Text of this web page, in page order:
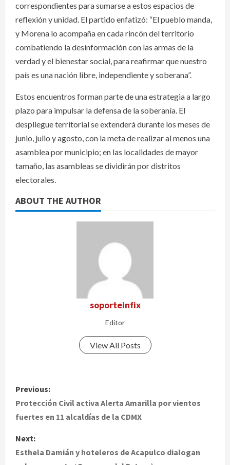
correspondientes para sumarse a estos espacios de
reflexión y unidad. El partido enfatizó: “El pueblo manda,
y Morena lo acompaña en cada rincón del territorio
combatiendo la desinformación con las armas de la
verdad y el bienestar social, para reafirmar que nuestro
país es una nación libre, independiente y soberana”.
Estos encuentros forman parte de una estrategia a largo
plazo para impulsar la defensa de la soberanía. El
despliegue territorial se extenderá durante los meses de
junio, julio y agosto, con la meta de realizar al menos una
asamblea por municipio; en las localidades de mayor
tamaño, las asambleas se dividirán por distritos
electorales.
ABOUT THE AUTHOR
soporteinfix
Editor
View All Posts
P
o
t
Previous:
Protección Civil activa Alerta Amarilla por vientos
fuertes en 11 alcaldías de la CDMX
Next:
Esthela Damián y hoteleros de Acapulco dialogan